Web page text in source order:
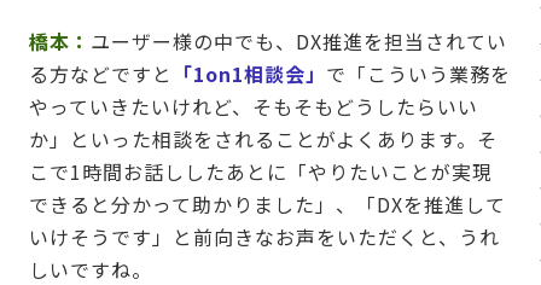
橋本： ユーザー様の中でも、DX推進を担当されてい
る方などですと 「1on1相談会」 で「こういう業務を
やっていきたいけれど、そもそもどうしたらいい
か」といった相談をされることがよくあります。そ
こで1時間お話ししたあとに「やりたいことが実現
できると分かって助かりました」、「DXを推進して
いけそうです」と前向きなお声をいただくと、うれ
しいですね。